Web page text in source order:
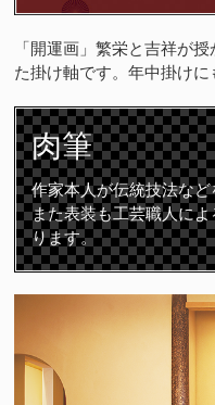
「開運画」繁栄と吉祥が
た掛け軸です。年中掛けに
肉筆
作家本人が伝統技法な
また表装も工芸職人に
ります。